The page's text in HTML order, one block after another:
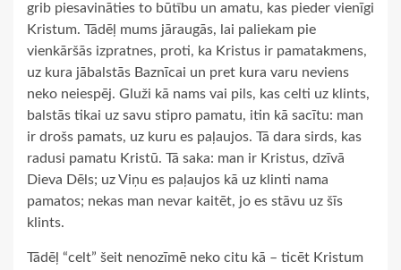
grib piesavināties to būtību un amatu, kas pieder vienīgi
Kristum. Tādēļ mums jāraugās, lai paliekam pie
vienkāršās izpratnes, proti, ka Kristus ir pamatakmens,
uz kura jābalstās Baznīcai un pret kura varu neviens
neko neiespēj. Gluži kā nams vai pils, kas celti uz klints,
balstās tikai uz savu stipro pamatu, itin kā sacītu: man
ir drošs pamats, uz kuru es paļaujos. Tā dara sirds, kas
radusi pamatu Kristū. Tā saka: man ir Kristus, dzīvā
Dieva Dēls; uz Viņu es paļaujos kā uz klinti nama
pamatos; nekas man nevar kaitēt, jo es stāvu uz šīs
klints.
Tādēļ “celt” šeit nenozīmē neko citu kā – ticēt Kristum